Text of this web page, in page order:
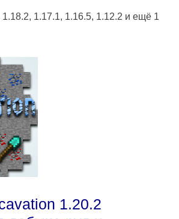
1.17.1, 1.16.5, 1.12.2 и ещё 1
1.20.2